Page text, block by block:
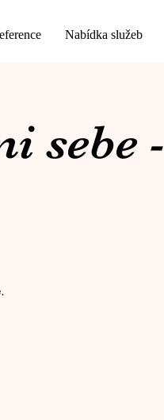
Nabídka služeb
sebe -